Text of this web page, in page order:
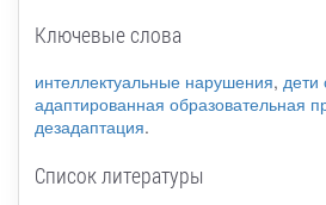
Ключевые слова
интеллектуальные нарушения,
адаптированная образовательная
дезадаптация.
Список литературы